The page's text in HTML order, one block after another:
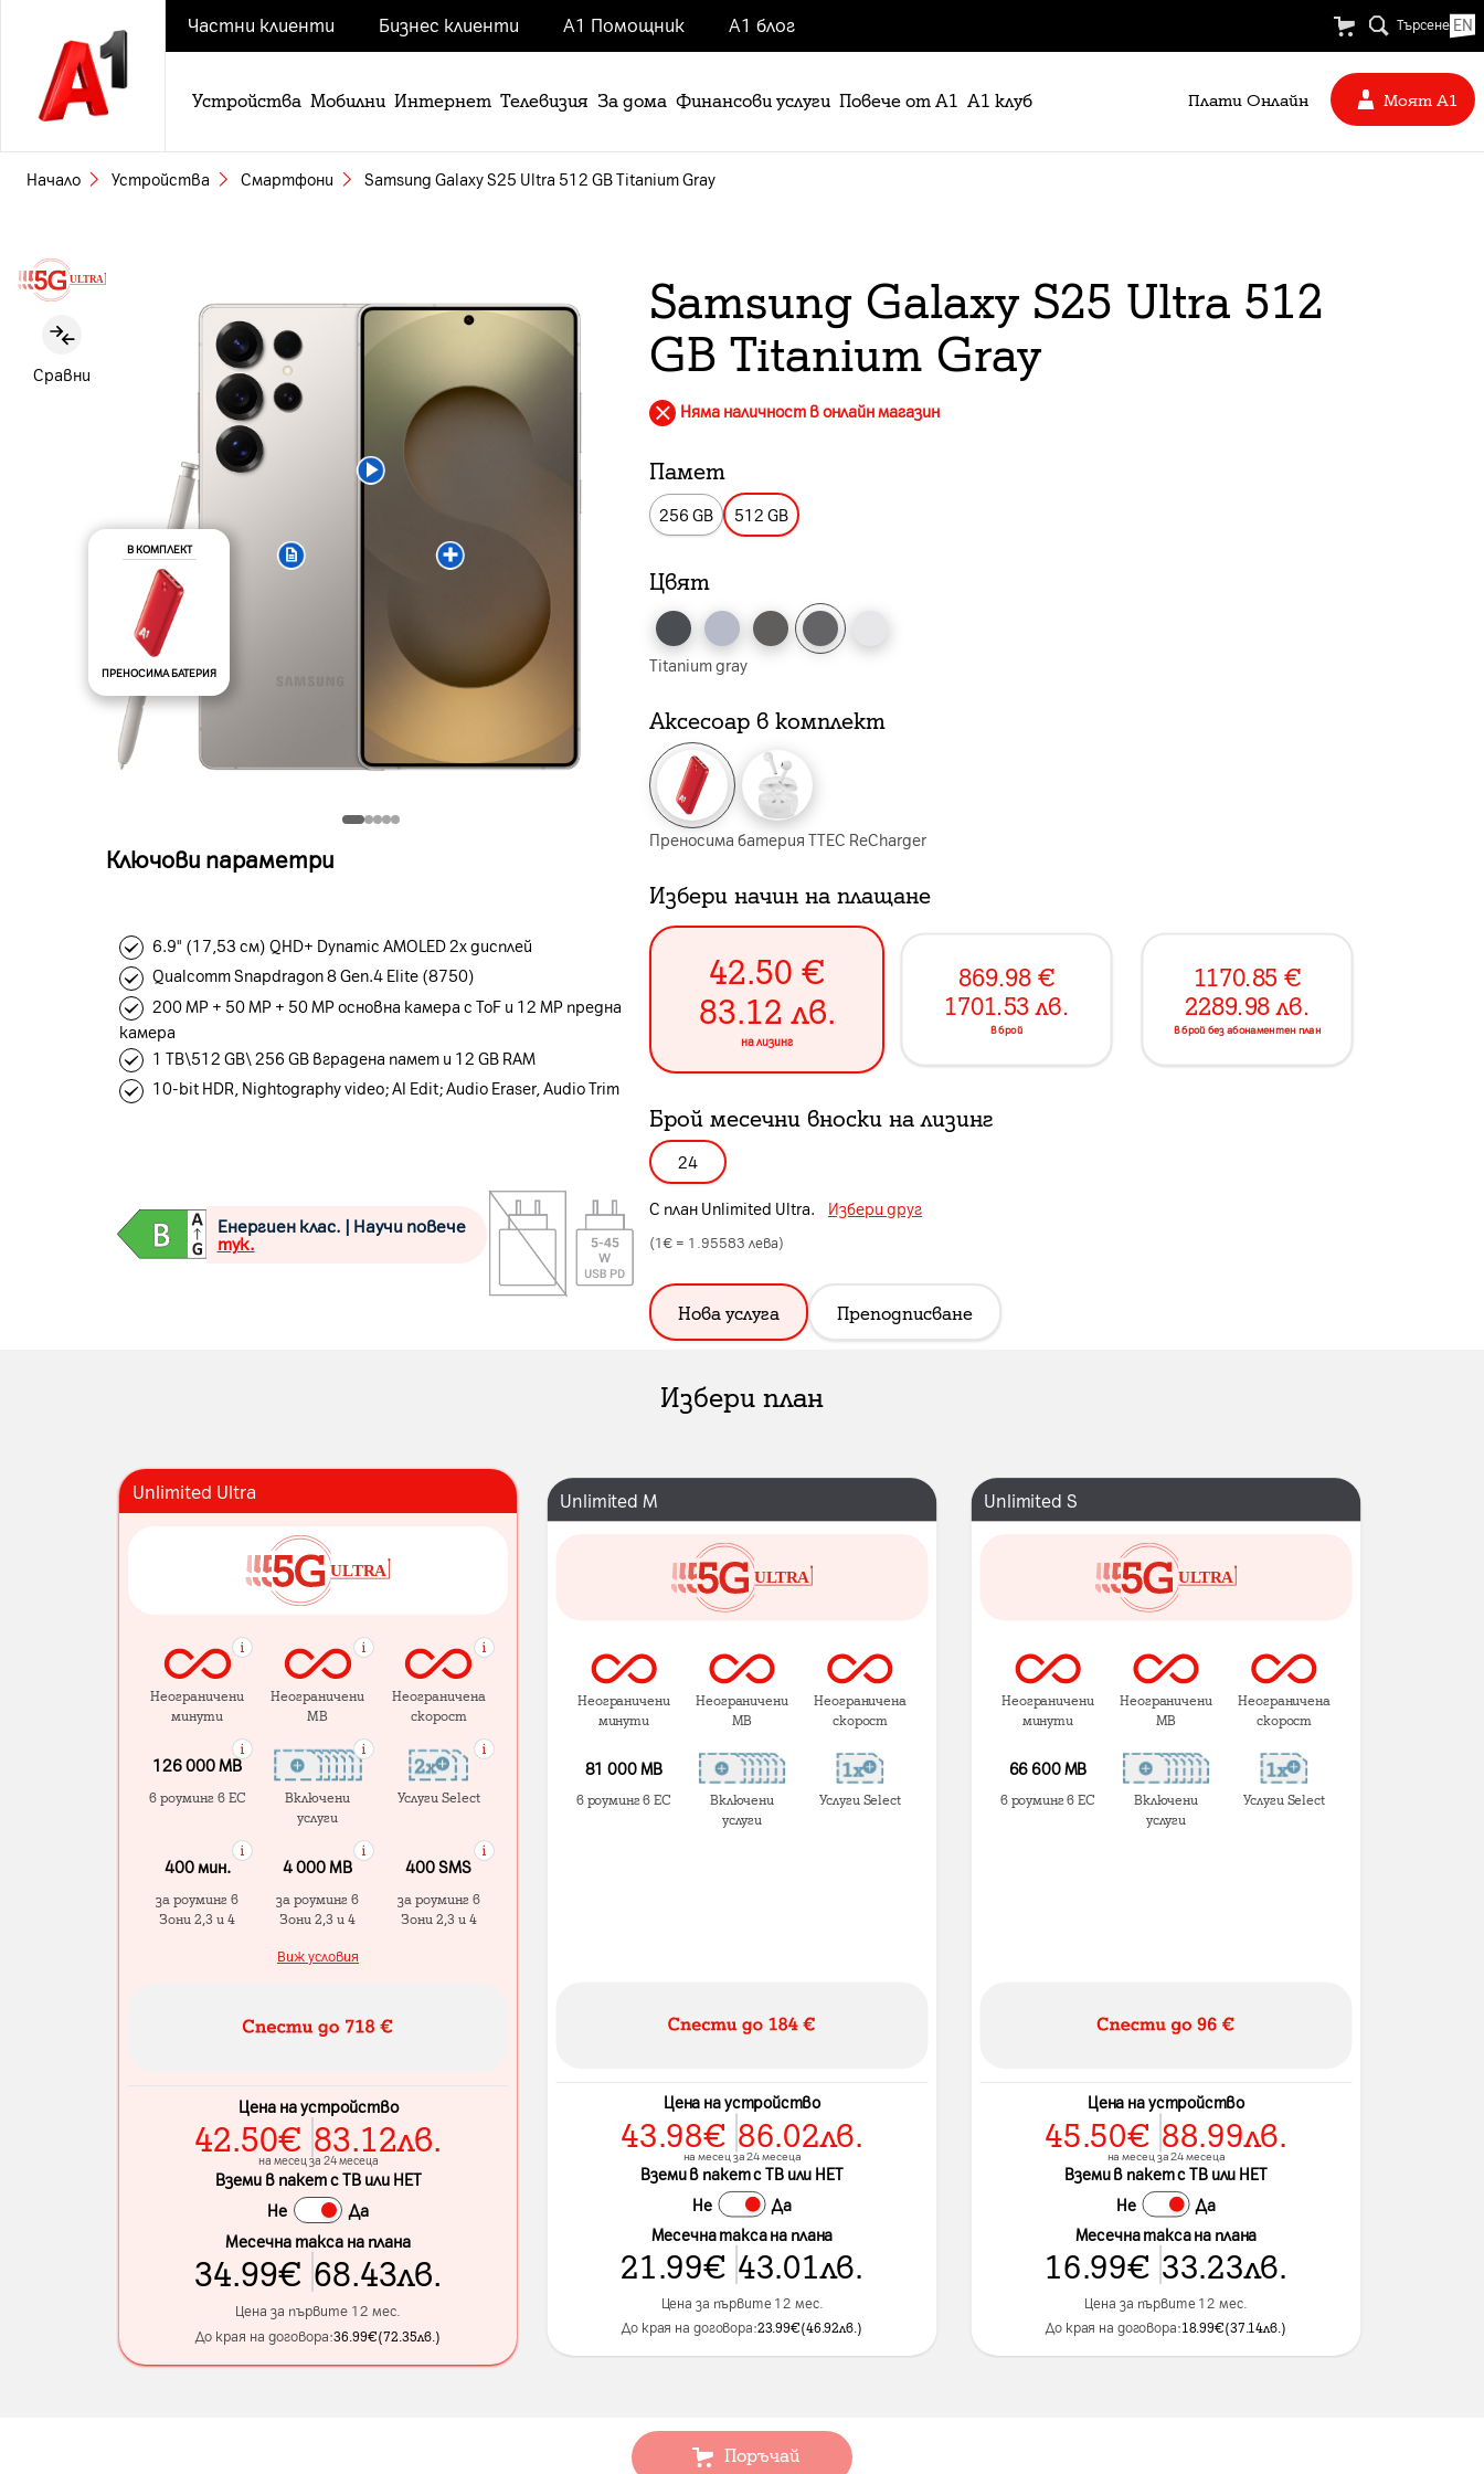
Частни клиенти Бизнес клиенти А1 Помощник А1 блог Търсене EN
Устройства Мобилни Интернет Телевизия За дома Финансови услуги Повече от А1 А1 клуб Плати Oнлайн Моят А1
Начало Устройства Смартфони Samsung Galaxy S25 Ultra 512 GB Titanium Gray
Сравни
Slide 1 of 5
В КОМПЛЕКТ
ПРЕНОСИМА БАТЕРИЯ
Ключови параметри
6.9" (17,53 см) QHD+ Dynamic AMOLED 2x дисплей
Qualcomm Snapdragon 8 Gen.4 Elite (8750)
200 MP + 50 MP + 50 MP основна камера с ToF и 12 MP предна
камера
1 TB\512 GB\ 256 GB вградена памет и 12 GB RAM
10-bit HDR, Nightography video; AI Edit; Audio Eraser, Audio Trim
Енергиен клас. | Научи повече
тук.
Samsung Galaxy S25 Ultra 512
GB Titanium Gray
Няма наличност в онлайн магазин
Памет
256 GB 512 GB
Цвят
Titanium gray
Аксесоар в комплект
Преносима батерия TTEC ReCharger
Избери начин на плащане
42.50 €
83.12 лв.
на лизинг
869.98 €
1701.53 лв.
в брой
1170.85 €
2289.98 лв.
в брой без абонаментен план
Брой месечни вноски на лизинг
24
С план Unlimited Ultra. Избери друг
(1€ = 1.95583 лева)
Нова услуга Преподписване
Избери план
Unlimited Ultra
Неограничени
минути
Неограничени
MB
Неограничена
скорост
126 000 MB
в роуминг в ЕС
Включени
услуги
Услуги Select
400 мин.
за роуминг в
Зони 2,3 и 4
4 000 МB
за роуминг в
Зони 2,3 и 4
400 SMS
за роуминг в
Зони 2,3 и 4
Виж условия
Цена на устройство
42.50€ 83.12лв.
на месец за 24 месеца
Вземи в пакет с ТВ или НЕТ
Не
Да
Месечна такса на плана
34.99€ 68.43лв.
Цена за първите 12 мес.
До края на договора:36.99€(72.35лв.)
Unlimited M
Неограничени
минути
Неограничени
MB
Неограничена
скорост
81 000 МВ
в роуминг в ЕС
Включени
услуги
Услуги Select
Цена на устройство
43.98€ 86.02лв.
на месец за 24 месеца
Вземи в пакет с ТВ или НЕТ
Не Да
Месечна такса на плана
21.99€ 43.01лв.
Цена за първите 12 мес.
До края на договора:23.99€(46.92лв.)
Unlimited S
Неограничени
минути
Неограничени
MB
Неограничена
скорост
66 600 MB
в роуминг в ЕС
Включени
услуги
Услуги Select
Цена на устройство
45.50€ 88.99лв.
на месец за 24 месеца
Вземи в пакет с ТВ или НЕТ
Не Да
Месечна такса на плана
16.99€ 33.23лв.
Цена за първите 12 мес.
До края на договора:18.99€(37.14лв.)
Поръчай